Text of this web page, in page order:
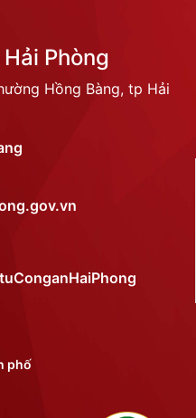
Phòng
Hồng Bàng, tp Hải
phố